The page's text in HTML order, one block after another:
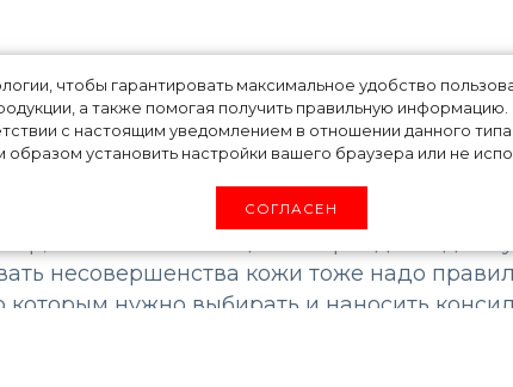
чтобы гарантировать максимальное удобство
а также помогая получить правильную
с настоящим уведомлением в отношении данного
установить настройки вашего браузера или не
СОГЛАСЕН
все, даже профессиональные
несовершенства кожи тоже надо
нужно выбирать и наносить